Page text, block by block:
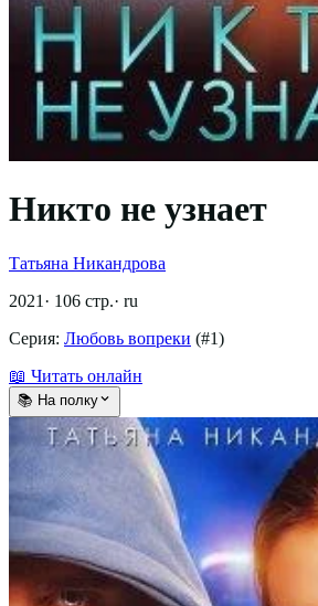
Никто не узнает
Татьяна Никандрова
2021 · 106 стр.· ru
Серия: Любовь вопреки (#1)
📖 Читать онлайн
📚 На полку